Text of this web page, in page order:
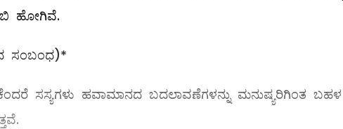
ಹೋಗಿವೆ.
ಸಂಬಂಧ)*
ಸಸ್ಯಗಳು ಹವಾಮಾನದ ಬದಲಾವಣೆಗಳನ್ನು ಮನುಷ್ಯರಿಗಿಂತ ಬಹಳ